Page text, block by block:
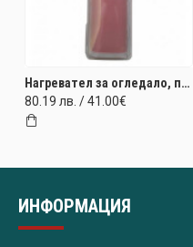
Нагревател за огледало, противозамъгляващ ILO Technology 550x600mm (220V) 64W
80.19 лв. / 41.00€
ИНФОРМАЦИЯ